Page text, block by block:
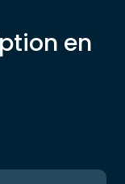
en